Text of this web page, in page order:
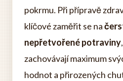
pokrmu. Při přípravě
klíčové zaměřit se na
nepřetvořené potraviny
zachovávají maximum
hodnot a přirozených